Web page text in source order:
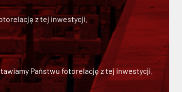
z tej inwestycji.
Państwu fotorelację z tej inwestycji.